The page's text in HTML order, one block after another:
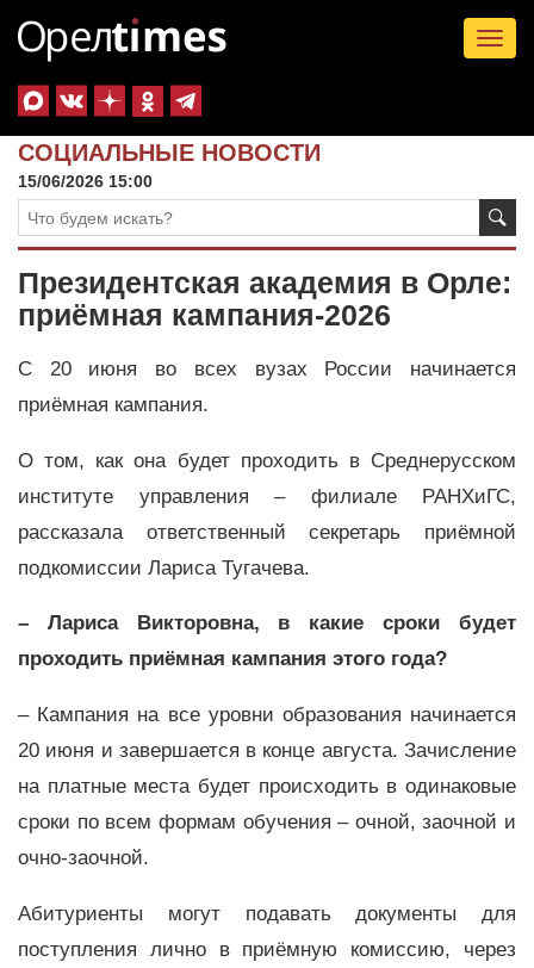
СОЦИАЛЬНЫЕ НОВОСТИ
15/06/2026 15:00
Президентская академия в Орле:
приёмная кампания-2026
С 20 июня во всех вузах России начинается
приёмная кампания.
О том, как она будет проходить в Среднерусском
институте управления – филиале РАНХиГС,
рассказала ответственный секретарь приёмной
подкомиссии Лариса Тугачева.
– Лариса Викторовна, в какие сроки будет
проходить приёмная кампания этого года?
– Кампания на все уровни образования начинается
20 июня и завершается в конце августа. Зачисление
на платные места будет происходить в одинаковые
сроки по всем формам обучения – очной, заочной и
очно-заочной.
Абитуриенты могут подавать документы для
поступления лично в приёмную комиссию, через